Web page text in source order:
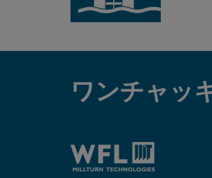
ワンチャッ